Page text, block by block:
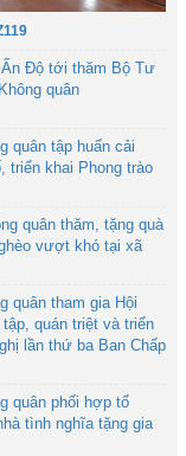
Độ tới thăm Bộ Tư
quân
quân tập huấn cải
triển khai Phong trào
quân thăm, tặng quà
vượt khó tại xã
quân tham gia Hội
quán triệt và triển
lần thứ ba Ban Chấp
quân phối hợp tổ
tình nghĩa tặng gia